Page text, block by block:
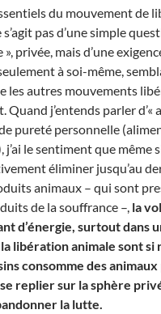
du mouvement de
pas d’une simple
privée, mais d’une
à soi-même,
les autres mouvements
Quand j’entends parler d’«
pureté personnelle
le sentiment que même
éliminer jusqu’au
animaux – qui sont
de la souffrance –, la
d’énergie, surtout dans
libération animale sont si
consomme des
replier sur la sphère
la lutte.